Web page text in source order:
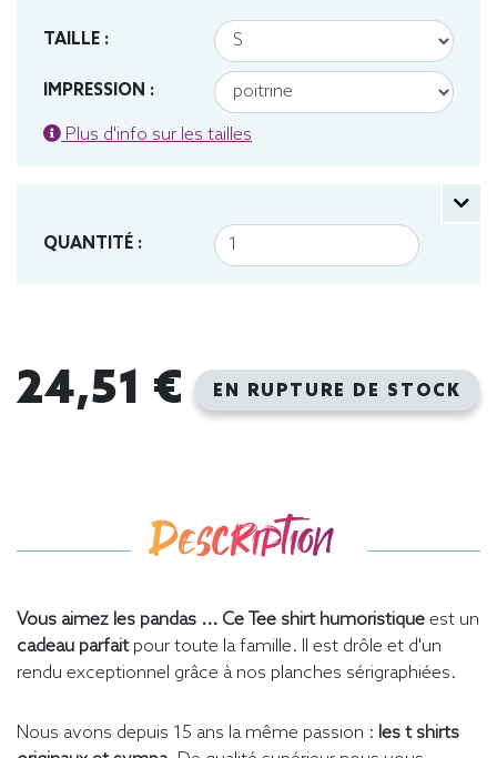
TAILLE :
IMPRESSION :
Plus d'info sur les tailles
QUANTITÉ :
24,51 € EN RUPTURE DE STOCK
Description
Vous aimez les pandas ... Ce Tee shirt humoristique est un
cadeau parfaitpour toute la famille. Il est drôle et d'un
rendu exceptionnel grâce à nos planches sérigraphiées.
Nous avons depuis 15 ans la même passion : les t shirts